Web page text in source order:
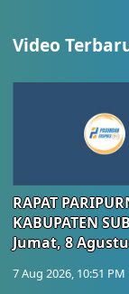
Video
RAPAT
KABUPATEN
Jumat, 8
7 Aug 2026, 10:51 PM